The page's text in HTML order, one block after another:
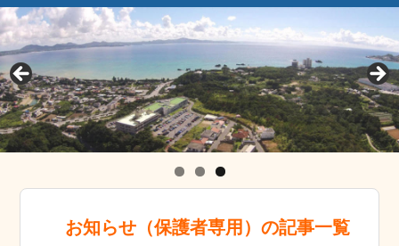
お知らせ（保護者専用）の記事一覧